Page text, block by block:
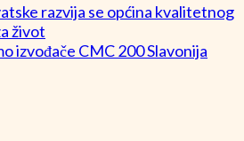
razvija se općina kvalitetnog
život
izvođače CMC 200 Slavonija